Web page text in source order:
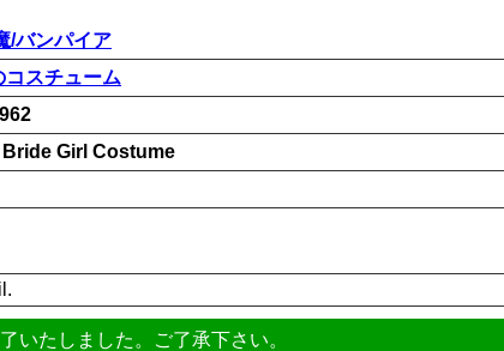
/バンパイア
コスチューム
Girl Costume
いたしました。ご了承下さい。